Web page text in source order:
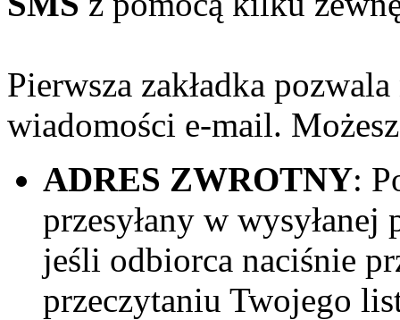
Pierwsza zakładka
wiadomości e-mail.
ADRES ZWROTNY:
przesyłany w
jeśli odbiorca naciśnie
przeczytaniu Twojego